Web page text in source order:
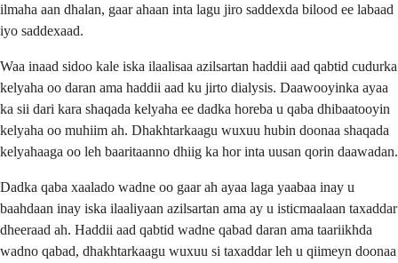
ilmaha aan dhalan, gaar ahaan inta lagu jiro saddexda bilood ee labaad
iyo saddexaad.
Waa inaad sidoo kale iska ilaalisaa azilsartan haddii aad qabtid cudurka
kelyaha oo daran ama haddii aad ku jirto dialysis. Daawooyinka ayaa
ka sii dari kara shaqada kelyaha ee dadka horeba u qaba dhibaatooyin
kelyaha oo muhiim ah. Dhakhtarkaagu wuxuu hubin doonaa shaqada
kelyahaaga oo leh baaritaanno dhiig ka hor inta uusan qorin daawadan.
Dadka qaba xaalado wadne oo gaar ah ayaa laga yaabaa inay u
baahdaan inay iska ilaaliyaan azilsartan ama ay u isticmaalaan taxaddar
dheeraad ah. Haddii aad qabtid wadne qabad daran ama taariikhda
wadno qabad, dhakhtarkaagu wuxuu si taxaddar leh u qiimeyn doonaa